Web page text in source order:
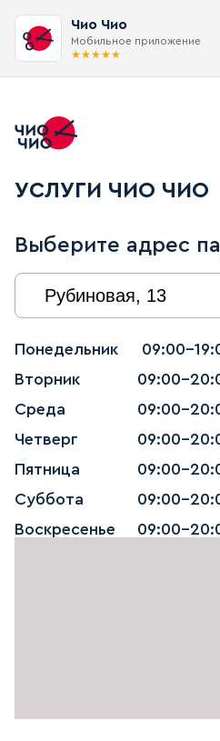
Чио Чио
Мобильное приложение
★★★★★
УСЛУГИ ЧИО ЧИО
Выберите адрес
Понедельник
09:00-
Вторник
09:00-
Среда
09:00-
Четверг
09:00-
Пятница
09:00-
Суббота
09:00-
Воскресенье
09:00-